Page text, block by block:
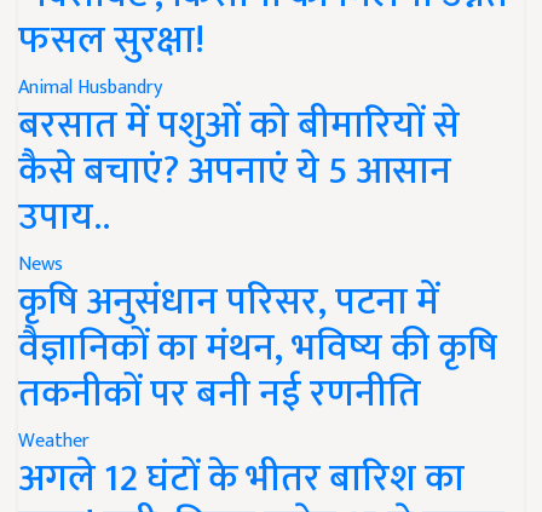
फसल सुरक्षा!
Animal Husbandry
बरसात में पशुओं को बीमारियों से
कैसे बचाएं? अपनाएं ये 5 आसान
उपाय..
News
कृषि अनुसंधान परिसर, पटना में
वैज्ञानिकों का मंथन, भविष्य की कृषि
तकनीकों पर बनी नई रणनीति
Weather
अगले 12 घंटों के भीतर बारिश का